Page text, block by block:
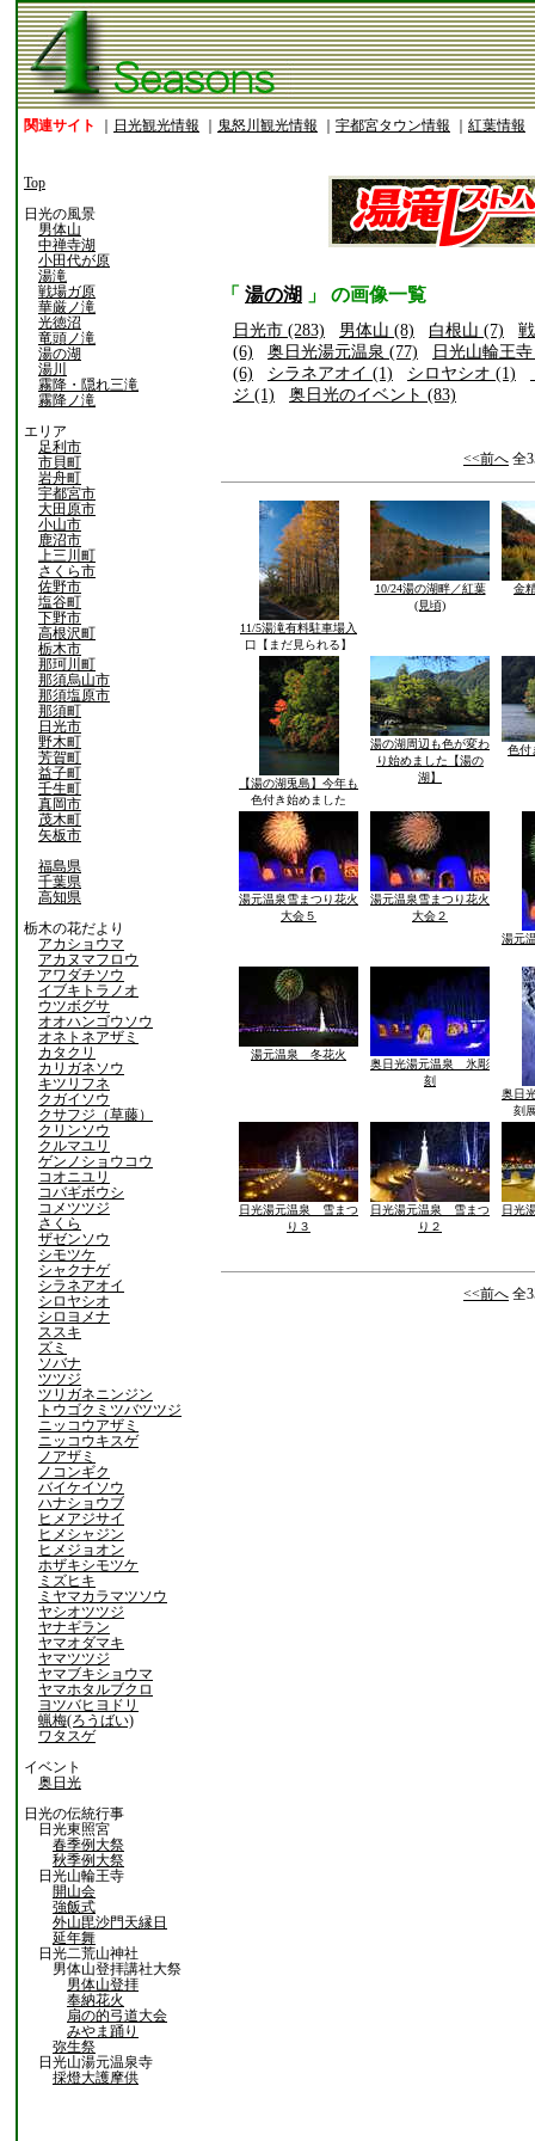
関連サイト 日光観光情報 鬼怒川観光情報 宇都宮タウン情報 紅葉情報
Top
日光の風景
男体山
中禅寺湖
小田代が原
湯滝
戦場ガ原
華厳ノ滝
光徳沼
竜頭ノ滝
湯の湖
湯川
霧降・隠れ三滝
霧降ノ滝
エリア
足利市
市貝町
岩舟町
宇都宮市
大田原市
小山市
鹿沼市
上三川町
さくら市
佐野市
塩谷町
下野市
高根沢町
栃木市
那珂川町
那須烏山市
那須塩原市
那須町
日光市
野木町
芳賀町
益子町
壬生町
真岡市
茂木町
矢板市
福島県
千葉県
高知県
栃木の花だより
アカショウマ
アカヌマフロウ
アワダチソウ
イブキトラノオ
ウツボグサ
オオハンゴウソウ
オネトネアザミ
カタクリ
カリガネソウ
キツリフネ
クガイソウ
クサフジ（草藤）
クリンソウ
クルマユリ
ゲンノショウコウ
コオニユリ
コバギボウシ
コメツツジ
さくら
ザゼンソウ
シモツケ
シャクナゲ
シラネアオイ
シロヤシオ
シロヨメナ
ススキ
ズミ
ソバナ
ツツジ
ツリガネニンジン
トウゴクミツバツツジ
ニッコウアザミ
ニッコウキスゲ
ノアザミ
ノコンギク
バイケイソウ
ハナショウブ
ヒメアジサイ
ヒメシャジン
ヒメジョオン
ホザキシモツケ
ミズヒキ
ミヤマカラマツソウ
ヤシオツツジ
ヤナギラン
ヤマオダマキ
ヤマツツジ
ヤマブキショウマ
ヤマホタルブクロ
ヨツバヒヨドリ
蝋梅(ろうばい)
ワタスゲ
イベント
奥日光
日光の伝統行事
日光東照宮
春季例大祭
秋季例大祭
日光山輪王寺
開山会
強飯式
外山毘沙門天縁日
延年舞
日光二荒山神社
男体山登拝講社大祭
男体山登拝
奉納花火
扇の的弓道大会
みやま踊り
弥生祭
日光山湯元温泉寺
採燈大護摩供
「 湯の湖 」 の画像一覧
日光市 (283) 男体山 (8) 白根山 (7)
(6)
奥日光湯元温泉 (77)
日光山輪王
(6)
シラネアオイ (1) シロヤシオ (1)
ジ (1)
奥日光のイベント (83)
<<前へ 全
11/5湯滝有料駐車場入
口【まだ見られる】
10/24湯の湖畔／紅葉
(見頃)
金
【湯の湖兎島】今年も
色付き始めました
湯の湖周辺も色が変わ
り始めました【湯の
湖】
色付
湯元温泉雪まつり花火
大会５
湯元温泉雪まつり花火
大会２
湯元
湯元温泉 冬花火
奥日光湯元温泉 氷彫
刻
奥日
刻
日光湯元温泉 雪まつ
り３
日光湯元温泉 雪まつ
り２
日光
<<前へ 全